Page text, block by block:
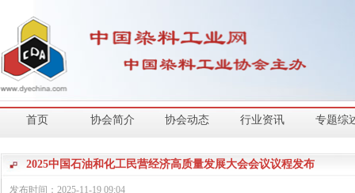
首页 协会简介 协会动态 行业资讯 专题综
2025中国石油和化工民营经济高质量发展大会会议议程发布
发布时间： 2025-11-19 09:04